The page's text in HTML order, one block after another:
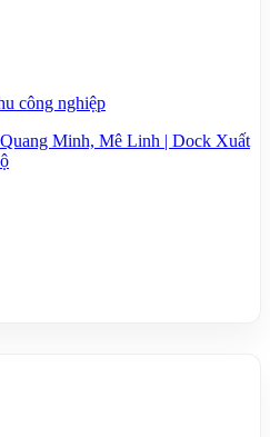
công nghiệp
Minh, Mê Linh | Dock Xuất